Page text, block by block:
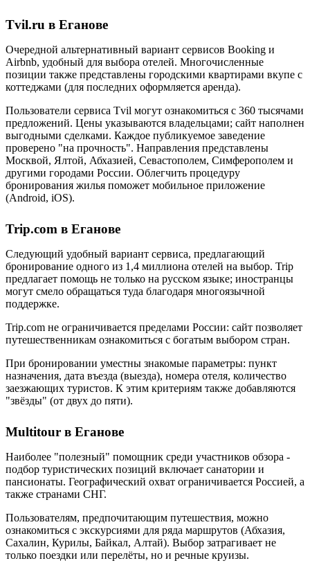
Tvil.ru в Еганове
Очередной альтернативный вариант сервисов Booking и
Airbnb, удобный для выбора отелей. Многочисленные
позиции также представлены городскими квартирами вкупе с
коттеджами (для последних оформляется аренда).
Пользователи сервиса Tvil могут ознакомиться с 360 тысячами
предложений. Цены указываются владельцами; сайт наполнен
выгодными сделками. Каждое публикуемое заведение
проверено "на прочность". Направления представлены
Москвой, Ялтой, Абхазией, Севастополем, Симферополем и
другими городами России. Облегчить процедуру
бронирования жилья поможет мобильное приложение
(Android, iOS).
Trip.com в Еганове
Следующий удобный вариант сервиса, предлагающий
бронирование одного из 1,4 миллиона отелей на выбор. Trip
предлагает помощь не только на русском языке; иностранцы
могут смело обращаться туда благодаря многоязычной
поддержке.
Trip.com не ограничивается пределами России: сайт позволяет
путешественникам ознакомиться с богатым выбором стран.
При бронировании уместны знакомые параметры: пункт
назначения, дата въезда (выезда), номера отеля, количество
заезжающих туристов. К этим критериям также добавляются
"звёзды" (от двух до пяти).
Multitour в Еганове
Наиболее "полезный" помощник среди участников обзора -
подбор туристических позиций включает санатории и
пансионаты. Географический охват ограничивается Россией, а
также странами СНГ.
Пользователям, предпочитающим путешествия, можно
ознакомиться с экскурсиями для ряда маршрутов (Абхазия,
Сахалин, Курилы, Байкал, Алтай). Выбор затрагивает не
только поездки или перелёты, но и речные круизы.